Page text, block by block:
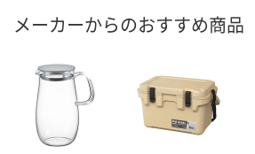
メーカーからのおすすめ商品